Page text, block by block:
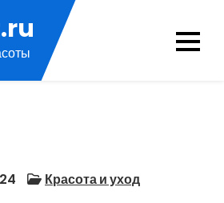
Красота и уход